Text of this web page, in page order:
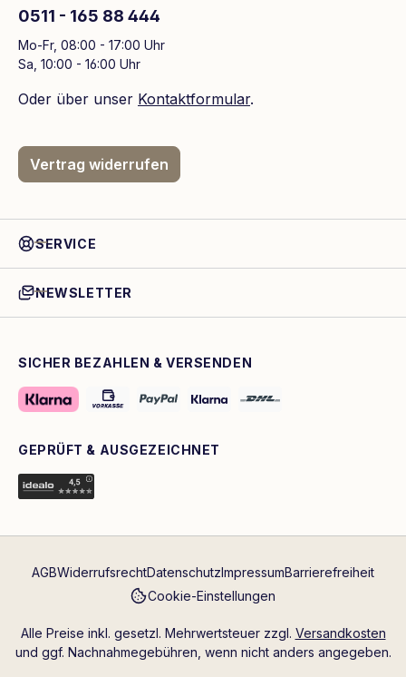
0511 - 165 88 444
Mo-Fr, 08:00 - 17:00 Uhr
Sa, 10:00 - 16:00 Uhr
Oder über unser Kontaktformular.
Vertrag widerrufen
SERVICE
NEWSLETTER
SICHER BEZAHLEN & VERSENDEN
GEPRÜFT & AUSGEZEICHNET
AGBWiderrufsrechtDatenschutzImpressumBarrierefreiheit
Cookie-Einstellungen
Alle Preise inkl. gesetzl. Mehrwertsteuer zzgl. Versandkosten
und ggf. Nachnahmegebühren, wenn nicht anders angegeben.